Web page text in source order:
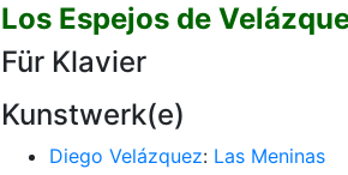
Los Espejos de
Für Klavier
Kunstwerk(e)
Diego Velázquez: Las Meninas